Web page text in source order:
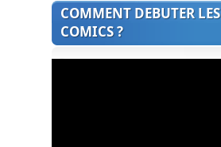
COMMENT DEBUTER LES
COMICS ?